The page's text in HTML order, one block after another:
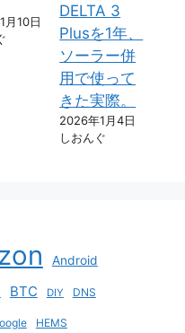
月10日
DELTA 3
Plusを1年、
ソーラー併
用で使って
きた実際。
2026年1月4日
しおんぐ
Android
BTC DIY DNS
HEMS